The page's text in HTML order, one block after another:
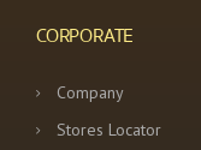
CORPORATE
Company
Stores Locator